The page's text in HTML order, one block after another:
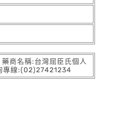
商名稱:台灣屈臣氏個人
專線:(02)27421234